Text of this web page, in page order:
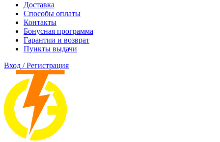
Доставка
Способы оплаты
Контакты
Бонусная программа
Гарантии и возврат
Пункты выдачи
Вход / Регистрация